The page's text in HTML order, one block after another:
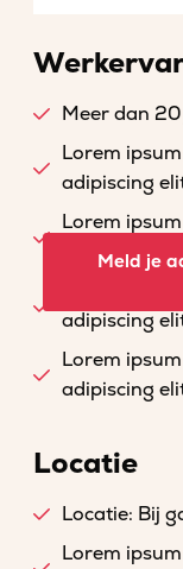
Meer dan
Lorem
adipiscing
Lorem
adipiscing
Lorem
adipiscing
Lorem
adipiscing
Meld je
Locatie
Locatie: Bij
Lorem